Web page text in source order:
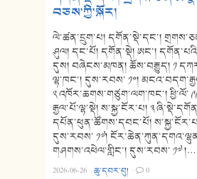
བཅས་ཀྱི་སྐོར།
ལེ་ཚན་དྲུག་པ། དགོན་སྡེ་དང་།
ཤུལ། དང་པོ། དགོན་སྡེ། ཨང་།
དུས། བཞེངས་མཁན། ཆོས་བརྒྱུད། ༡
ལྷ་ཁང་། དུས་རབས་ ༡༠།
༢ འཁོར་ཆགས་གཙུག་ལག་ཁང་། ཕྱི་ལོ་
རྒྱལ་པོ་ལྷ་སྡེ། ས་སྐྱ་ངོར་པ། ༣
དཔོན་ཕུན་ཚོགས་དབང་པོ།
དུས་རབས་ ༡༧།
གཤགས་འཕེལ་གླིང་། དུས་རབས་ ༡༧ །…
2026-06-26 ·ཆུ་དབར་བུ། · 0